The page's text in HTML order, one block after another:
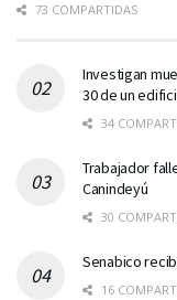
73 COMPARTIDAS
Investigan
30 de un
34
Trabajador
Canindeyú
30
Senabico
16